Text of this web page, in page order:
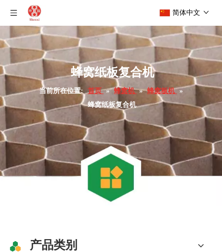
简体中文
蜂窝纸板复合机
当前所在位置: 首页 » 蜂窝机 » 蜂窝板机 »
蜂窝纸板复合机
产品类别
蜂窝板层压机